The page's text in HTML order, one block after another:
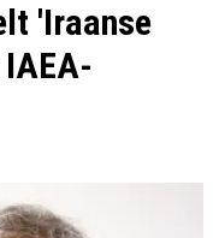
'Iraanse